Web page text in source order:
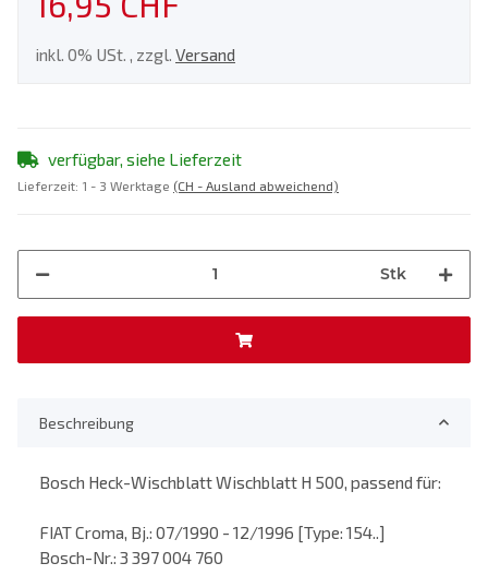
inkl. 0% USt. , zzgl. Versand
verfügbar, siehe Lieferzeit
Lieferzeit: 1 - 3 Werktage (CH - Ausland abweichend)
Stk
Beschreibung
Bosch Heck-Wischblatt Wischblatt H 500, passend für:
FIAT Croma, Bj.: 07/1990 - 12/1996 [Type: 154..]
Bosch-Nr.: 3 397 004 760